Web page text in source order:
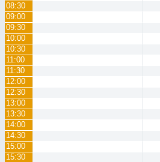
08:30
09:00
09:30
10:00
10:30
11:00
11:30
12:00
12:30
13:00
13:30
14:00
14:30
15:00
15:30